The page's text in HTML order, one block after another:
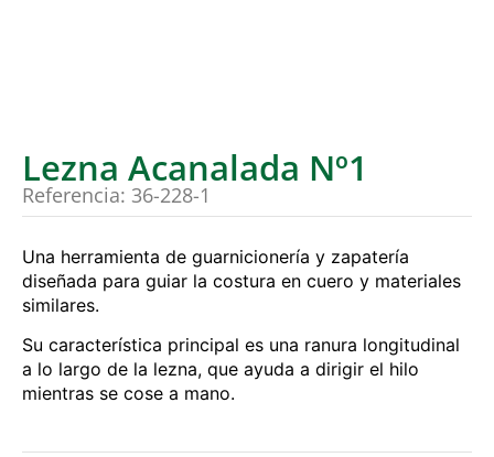
Lezna Acanalada Nº1
Referencia: 36-228-1
Una herramienta de guarnicionería y zapatería
diseñada para guiar la costura en cuero y materiales
similares.
Su característica principal es una ranura longitudinal
a lo largo de la lezna, que ayuda a dirigir el hilo
mientras se cose a mano.